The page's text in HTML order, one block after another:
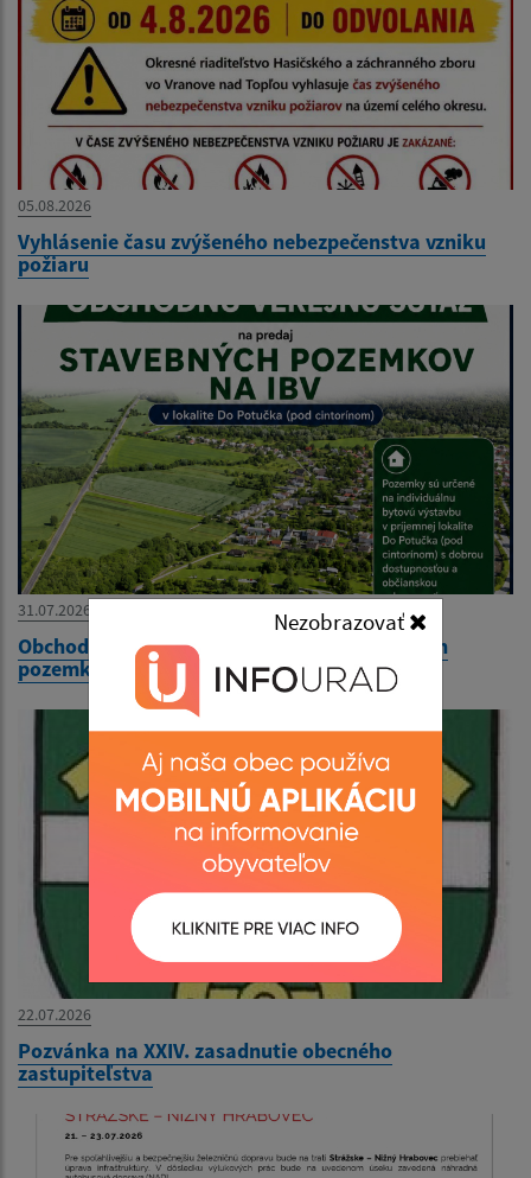
05.08.2026
Vyhlásenie času zvýšeného nebezpečenstva vzniku
požiaru
31.07.2026
Obchodná verejná súťaž na predaj stavebných
pozemkov na IBV
22.07.2026
Pozvánka na XXIV. zasadnutie obecného
zastupiteľstva
Nezobrazovať